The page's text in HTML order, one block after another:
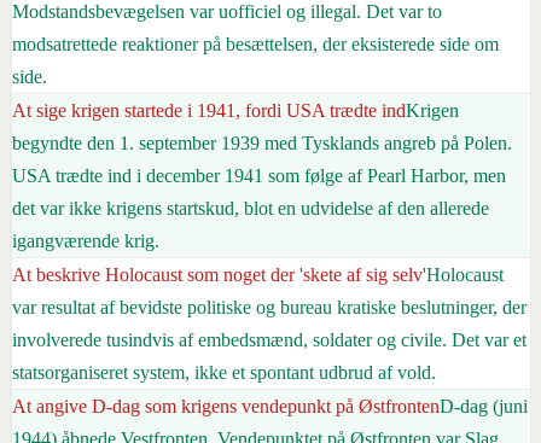
Modstandsbevægelsen var uofficiel og illegal. Det var to
modsatrettede reaktioner på besættelsen, der eksisterede side om
side.
At sige krigen startede i 1941, fordi USA trædte indKrigen
begyndte den 1. september 1939 med Tysklands angreb på Polen.
USA trædte ind i december 1941 som følge af Pearl Harbor, men
det var ikke krigens startskud, blot en udvidelse af den allerede
igangværende krig.
At beskrive Holocaust som noget der 'skete af sig selv'Holocaust
var resultat af bevidste politiske og bureau kratiske beslutninger, der
involverede tusindvis af embedsmænd, soldater og civile. Det var et
statsorganiseret system, ikke et spontant udbrud af vold.
At angive D-dag som krigens vendepunkt på ØstfrontenD-dag (juni